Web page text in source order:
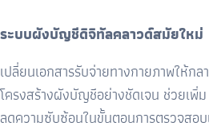
ระบบผังบัญชีดิจิทัลคลาวด์สมัยใหม่
เปลี่ยนเอกสารรับจ่ายทางกายภาพให้
โครงสร้างผังบัญชีอย่างชัดเจน ช่วยเพิ่
ลดความซับซ้อนในขั้นตอนการตรวจสอ